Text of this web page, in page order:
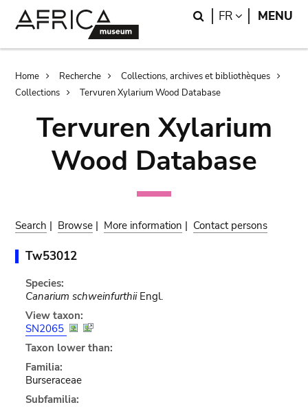
Search
FR LANGUAGE
MENU
Breadcrumb
Home Recherche
Collections, archives et bibliothèques
Collections
Tervuren Xylarium Wood Database
Tervuren Xylarium
Wood Database
Search | Browse | More information | Contact persons
Tw53012
Species:
Canarium schweinfurthiiEngl.
View taxon:
SN2065
Taxon lower than:
Familia:
Burseraceae
Subfamilia: